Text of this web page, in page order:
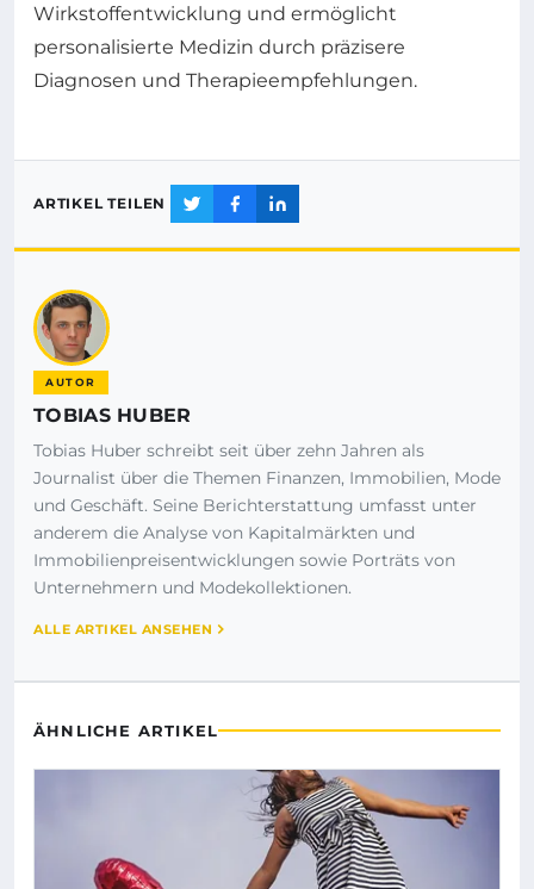
Wirkstoffentwicklung und ermöglicht
personalisierte Medizin durch präzisere
Diagnosen und Therapieempfehlungen.
ARTIKEL TEILEN
AUTOR
TOBIAS HUBER
Tobias Huber schreibt seit über zehn Jahren als
Journalist über die Themen Finanzen, Immobilien, Mode
und Geschäft. Seine Berichterstattung umfasst unter
anderem die Analyse von Kapitalmärkten und
Immobilienpreisentwicklungen sowie Porträts von
Unternehmern und Modekollektionen.
ALLE ARTIKEL ANSEHEN
ÄHNLICHE ARTIKEL